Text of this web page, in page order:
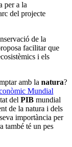
per a la
del projecte
de la
facilitar que
i els
amb la natura?
Mundial
del PIB mundial
de la natura i dels
importància per
també té un pes